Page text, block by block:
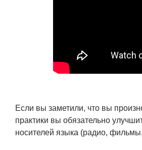
Если вы заметили, что вы
практики вы обязательно
носителей языка (радио,